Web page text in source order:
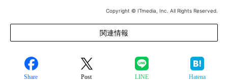
Copyright © ITmedia, Inc. All Rights Reserved.
関連情報
Share Post LINE Hatena